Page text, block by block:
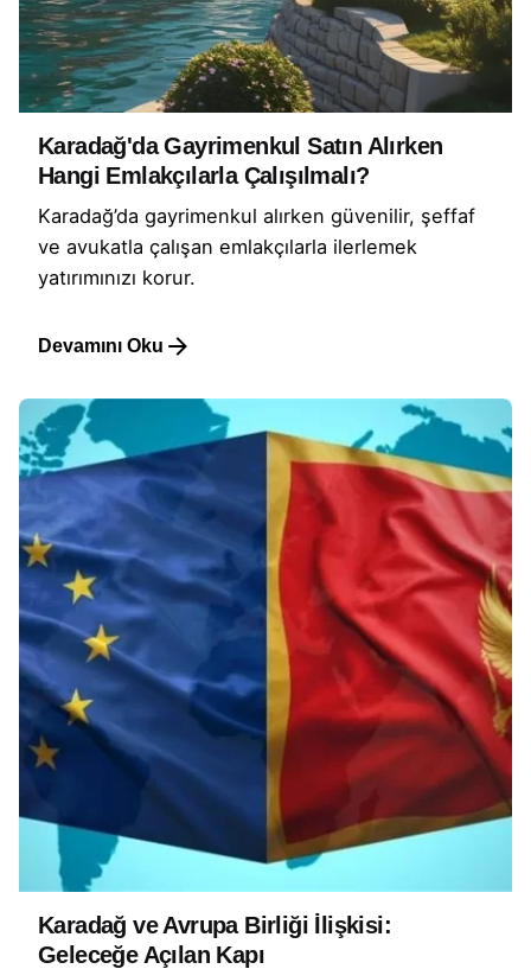
Karadağ'da Gayrimenkul Satın Alırken
Hangi Emlakçılarla Çalışılmalı?
Karadağ’da gayrimenkul alırken güvenilir, şeffaf
ve avukatla çalışan emlakçılarla ilerlemek
yatırımınızı korur.
Devamını Oku
Karadağ ve Avrupa Birliği İlişkisi:
Geleceğe Açılan Kapı